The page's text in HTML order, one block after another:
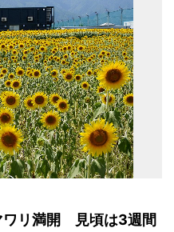
ワリ満開 見頃は3週間